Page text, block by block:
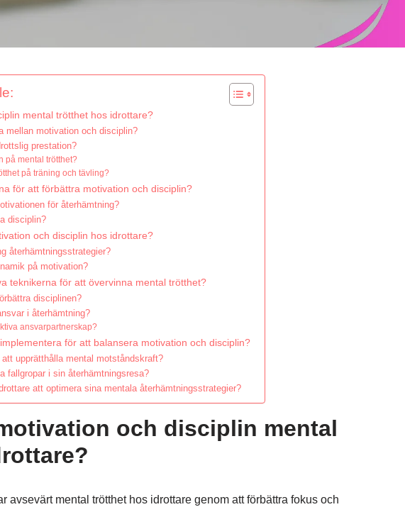
mental trötthet hos idrottare?
mellan motivation och disciplin?
prestation?
på mental trötthet?
på träning och tävling?
för att förbättra motivation och disciplin?
för återhämtning?
disciplin?
och disciplin hos idrottare?
återhämtningsstrategier?
på motivation?
teknikerna för att övervinna mental trötthet?
disciplinen?
i återhämtning?
ansvarpartnerskap?
för att balansera motivation och disciplin?
upprätthålla mental motståndskraft?
fallgropar i sin återhämtningsresa?
att optimera sina mentala återhämtningsstrategier?
och disciplin mental
avsevärt mental trötthet hos idrottare genom att förbättra fokus och